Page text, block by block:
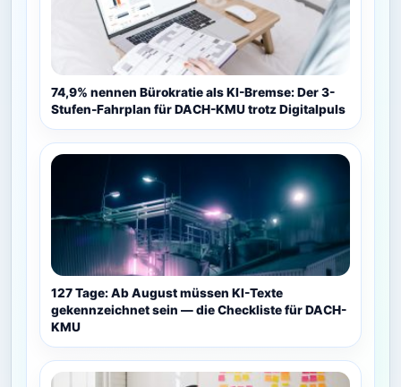
74,9% nennen Bürokratie als KI-Bremse: Der 3-
Stufen-Fahrplan für DACH-KMU trotz Digitalpuls
127 Tage: Ab August müssen KI-Texte
gekennzeichnet sein — die Checkliste für DACH-
KMU